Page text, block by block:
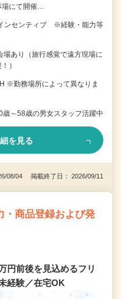
にて開催…
ンセンティブ ※経験・能力等
あり（旅行感覚で遠方現場に
）
※勤務場所によって異なりま
～58歳の男女スタッフ活躍中
を見る
08/04 掲載終了日： 2026/09/11
・商品登録および発
円前後を見込めるフリ
経験／在宅OK